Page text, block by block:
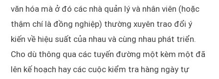
văn hóa mà ở đó các nhà quản lý và nhân viên (hoặc
thậm chí là đồng nghiệp) thường xuyên trao đổi ý
kiến ​​về hiệu suất của nhau và cùng nhau phát triển.
Cho dù thông qua các tuyến đường một kèm một đã
lên kế hoạch hay các cuộc kiểm tra hàng ngày tự